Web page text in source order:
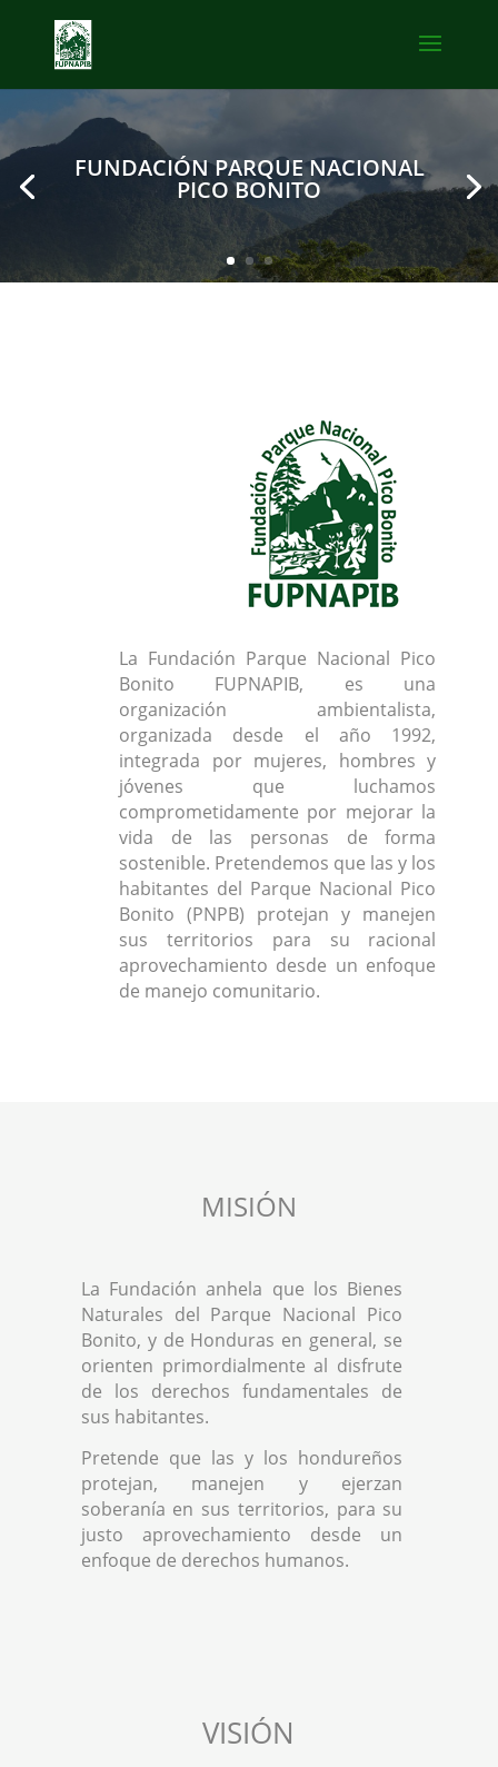
FUNDACIÓN PARQUE NACIONAL
PICO BONITO
La Fundación Parque Nacional Pico
Bonito FUPNAPIB, es una
organización ambientalista,
organizada desde el año 1992,
integrada por mujeres, hombres y
jóvenes que luchamos
comprometidamente por mejorar la
vida de las personas de forma
sostenible. Pretendemos que las y los
habitantes del Parque Nacional Pico
Bonito (PNPB) protejan y manejen
sus territorios para su racional
aprovechamiento desde un enfoque
de manejo comunitario.
MISIÓN
La Fundación anhela que los Bienes
Naturales del Parque Nacional Pico
Bonito, y de Honduras en general, se
orienten primordialmente al disfrute
de los derechos fundamentales de
sus habitantes.
Pretende que las y los hondureños
protejan, manejen y ejerzan
soberanía en sus territorios, para su
justo aprovechamiento desde un
enfoque de derechos humanos.
VISIÓN